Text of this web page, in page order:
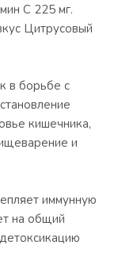
С 225 мг.
Цитрусовый
в борьбе с
кишечника,
и
иммунную
на общий